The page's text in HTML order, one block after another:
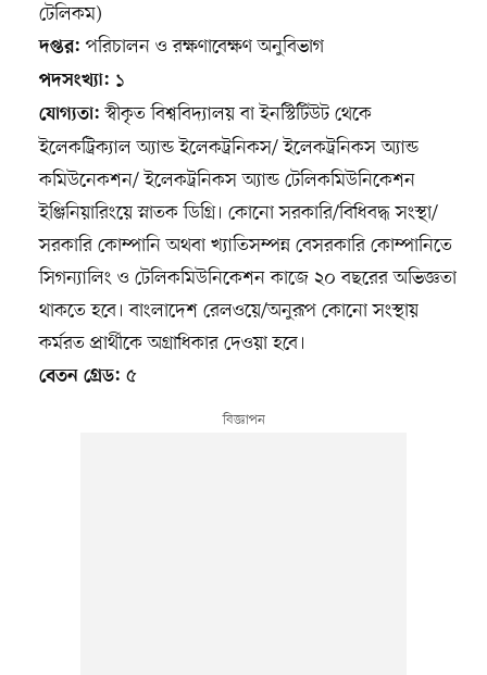
টেলিকম)
দপ্তর: পরিচালন ও রক্ষণাবেক্ষণ অনুবিভাগ
পদসংখ্যা: ১
যোগ্যতা: স্বীকৃত বিশ্ববিদ্যালয় বা ইনস্টিটিউট থেকে
ইলেকট্রিক্যাল অ্যান্ড ইলেকট্রনিকস/ ইলেকট্রনিকস অ্যান্ড
কমিউনেকশন/ ইলেকট্রনিকস অ্যান্ড টেলিকমিউনিকেশন
ইঞ্জিনিয়ারিংয়ে স্নাতক ডিগ্রি। কোনো সরকারি/বিধিবদ্ধ সংস্থা/
সরকারি কোম্পানি অথবা খ্যাতিসম্পন্ন বেসরকারি কোম্পানিতে
সিগন্যালিং ও টেলিকমিউনিকেশন কাজে ২০ বছরের অভিজ্ঞতা
থাকতে হবে। বাংলাদেশ রেলওয়ে/অনুরূপ কোনো সংস্থায়
কর্মরত প্রার্থীকে অগ্রাধিকার দেওয়া হবে।
বেতন গ্রেড: ৫